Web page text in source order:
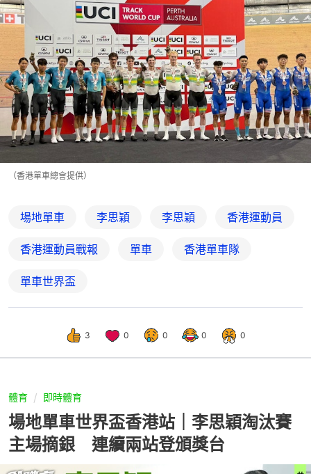
（香港單車總會提供）
場地單車 李思穎 李思穎 香港運動員
香港運動員戰報 單車 香港單車隊
單車世界盃
3 0 0 0 0
體育 即時體育
場地單車世界盃香港站｜李思穎淘汰賽
主場摘銀 連續兩站登頒獎台